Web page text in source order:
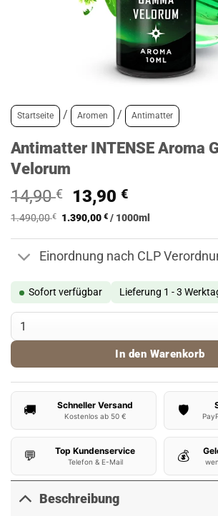
Startseite / Aromen / Antimatter
Antimatter INTENSE Aroma
Velorum
14,90€
Ursprünglicher
Preis
14,90 €
13,90€Aktueller
Preis
13,90 €.
1.490,00€ 1.390,00€ / 1000ml
Einordnung nach CLP
Sofort verfügbar Lieferung 1 - 3
Antimatter INTENSE Aroma Gamma Velorum
In den Warenkorb
🚚 Schneller Versand
Kostenlos ab 50 € 🛡️
💬 Top Kundenservice
Telefon & E-Mail 💰
Beschreibung